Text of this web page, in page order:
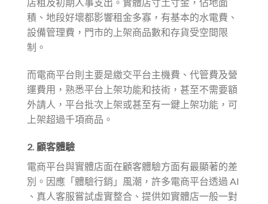
積、地段好壞都影響租金多寡，有基本的水電費、
設備管理費，門市的上架商品數和存貨受空間限
制。
而電商平台則主要是繳交平台主機費、代管費及營
運費用，熟悉平台上架功能和技術，甚至不需要額
外請人，平台批次上架或甚至有一鍵上架功能，可
上架超過千項商品。
2. 顧客體驗
電商平台與實體店面在顧客體驗方面有最顯著的差
別。因應「體驗行銷」風潮，許多電商平台透過 AI
、真人客服嘗試虛實整合、提供如實體店一般一對